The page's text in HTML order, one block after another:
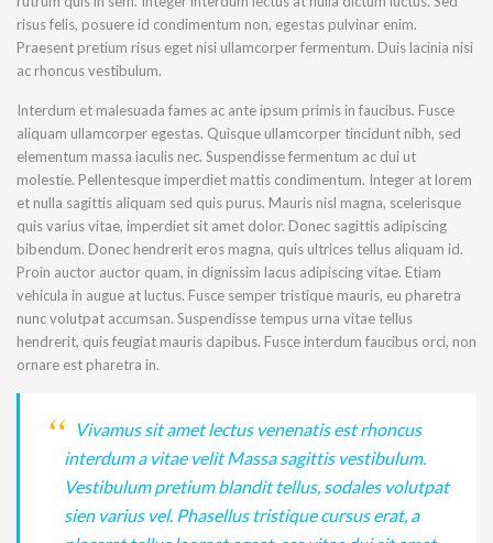
risus felis, posuere id condimentum non, egestas pulvinar enim.
Praesent pretium risus eget nisi ullamcorper fermentum. Duis lacinia nisi
ac rhoncus vestibulum.
Interdum et malesuada fames ac ante ipsum primis in faucibus. Fusce
aliquam ullamcorper egestas. Quisque ullamcorper tincidunt nibh, sed
elementum massa iaculis nec. Suspendisse fermentum ac dui ut
molestie. Pellentesque imperdiet mattis condimentum. Integer at lorem
et nulla sagittis aliquam sed quis purus. Mauris nisl magna, scelerisque
quis varius vitae, imperdiet sit amet dolor. Donec sagittis adipiscing
bibendum. Donec hendrerit eros magna, quis ultrices tellus aliquam id.
Proin auctor auctor quam, in dignissim lacus adipiscing vitae. Etiam
vehicula in augue at luctus. Fusce semper tristique mauris, eu pharetra
nunc volutpat accumsan. Suspendisse tempus urna vitae tellus
hendrerit, quis feugiat mauris dapibus. Fusce interdum faucibus orci, non
ornare est pharetra in.
Vivamus sit amet lectus venenatis est rhoncus
interdum a vitae velit Massa sagittis vestibulum.
Vestibulum pretium blandit tellus, sodales volutpat
sien varius vel. Phasellus tristique cursus erat, a